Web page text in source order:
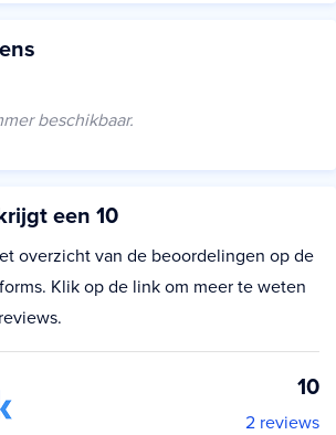
beschikbaar.
een 10
overzicht van de beoordelingen op de
Klik op de link om meer te weten
10
2 reviews